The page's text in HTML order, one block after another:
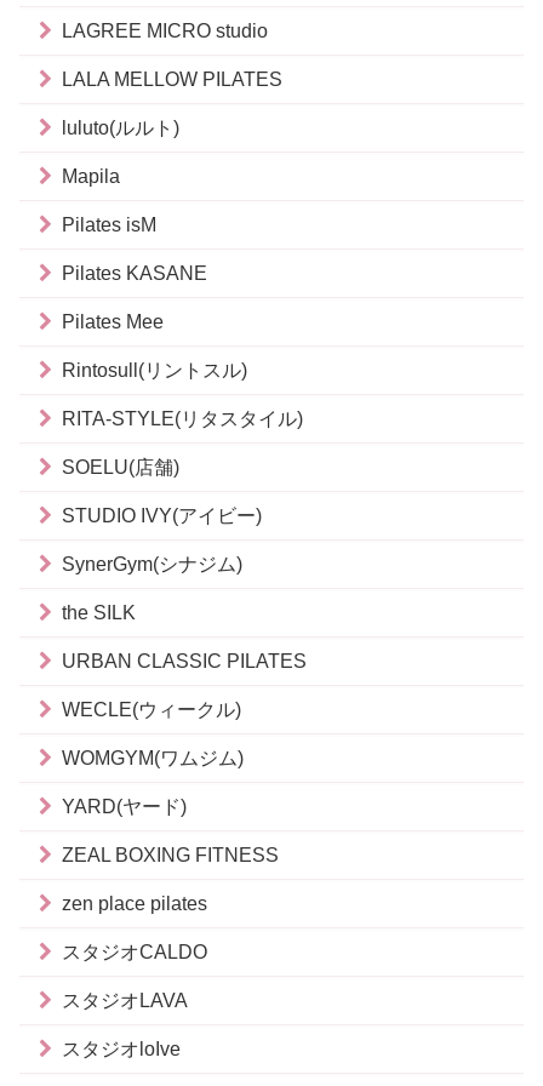
LAGREE MICRO studio
LALA MELLOW PILATES
luluto(ルルト)
Mapila
Pilates isM
Pilates KASANE
Pilates Mee
Rintosull(リントスル)
RITA-STYLE(リタスタイル)
SOELU(店舗)
STUDIO IVY(アイビー)
SynerGym(シナジム)
the SILK
URBAN CLASSIC PILATES
WECLE(ウィークル)
WOMGYM(ワムジム)
YARD(ヤード)
ZEAL BOXING FITNESS
zen place pilates
スタジオCALDO
スタジオLAVA
スタジオloIve